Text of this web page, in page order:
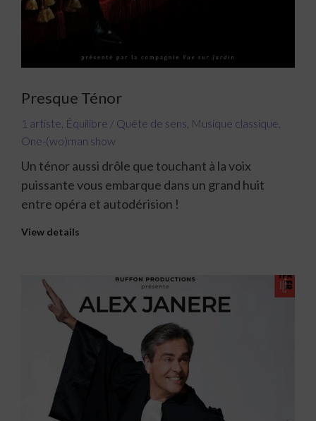
Presque Ténor
1 artiste Équilibre / Quête de sens Musique classique
One-(wo)man show
Un ténor aussi drôle que touchant à la voix
puissante vous embarque dans un grand huit
entre opéra et autodérision !
View details